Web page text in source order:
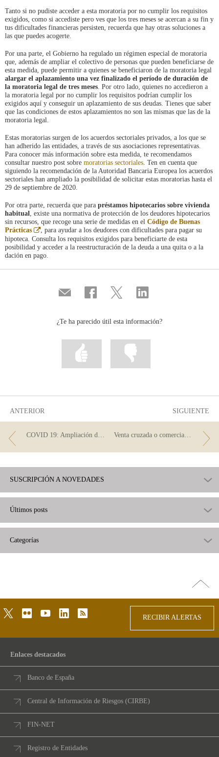
Tanto si no pudiste acceder a esta moratoria por no cumplir los requisitos
exigidos, como si accediste pero ves que los tres meses se acercan a su fin y
tus dificultades financieras persisten, recuerda que hay otras soluciones a
las que puedes acogerte.
Por una parte, el Gobierno ha regulado un régimen especial de moratoria
que, además de ampliar el colectivo de personas que pueden beneficiarse de
esta medida, puede permitir a quienes se beneficiaron de la moratoria legal
alargar el aplazamiento una vez finalizado el período de duración de
la moratoria legal de tres meses. Por otro lado, quienes no accedieron a
la moratoria legal por no cumplir los requisitos podrían cumplir los
exigidos aquí y conseguir un aplazamiento de sus deudas. Tienes que saber
que las condiciones de estos aplazamientos no son las mismas que las de la
moratoria legal.
Estas moratorias surgen de los acuerdos sectoriales privados, a los que se
han adherido las entidades, a través de sus asociaciones representativas.
Para conocer más información sobre esta medida, te recomendamos
consultar nuestro post sobre moratorias sectoriales. Ten en cuenta que
siguiendo la recomendación de la Autoridad Bancaria Europea los acuerdos
sectoriales han ampliado la posibilidad de solicitar estas moratorias hasta el
29 de septiembre de 2020.
Por otra parte, recuerda que para préstamos hipotecarios sobre vivienda
habitual, existe una normativa de protección de los deudores hipotecarios
sin recursos, que recoge una serie de medidas en el Código de Buenas
Prácticas
Abre
en
ventana
nueva
, para ayudar a los deudores con dificultades para pagar su
hipoteca. Consulta los requisitos exigidos para beneficiarte de esta
posibilidad y acceder a la reestructuración de la deuda a una quita o a la
dación en pago.
Compartir
por
Compartir
en
Compartir
en
Compartir
en
¿Te ha parecido útil esta información?
Marcar
información
ANTERIOR SIGUIENTE
Venta cruzada o comercialización de productos vinculados
SUSCRIPCIÓN A NOVEDADES
Últimos posts
Categorías
arriba
twitterflickr youtubelinkedinrss
RECIBIR ALERTAS
Enlaces destacados
Banco de España
Central de Información de Riesgos (CIRBE)
FIN-NET
Registro de Entidades